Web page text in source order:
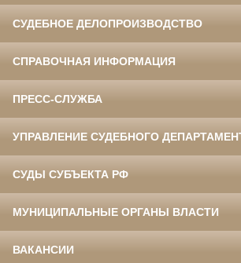
СУДЕБНОЕ ДЕЛОПРОИЗВОДСТВО
СПРАВОЧНАЯ ИНФОРМАЦИЯ
ПРЕСС-СЛУЖБА
УПРАВЛЕНИЕ СУДЕБНОГО
СУДЫ СУБЪЕКТА РФ
МУНИЦИПАЛЬНЫЕ ОРГАНЫ ВЛАСТИ
ВАКАНСИИ